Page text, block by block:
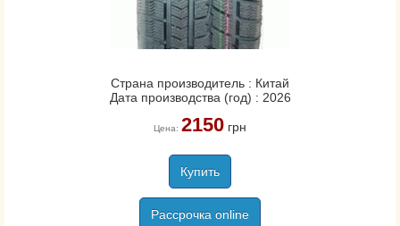
Страна производитель : Китай
Дата производства (год) : 2026
Цена: 2150грн
Купить
Рассрочка online